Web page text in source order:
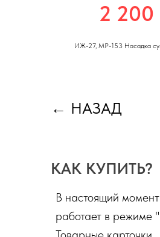
2 200
ИЖ-27, МР-153 Насадка
← НАЗАД
В настоящий
работает в режиме
КАК КУПИТЬ?